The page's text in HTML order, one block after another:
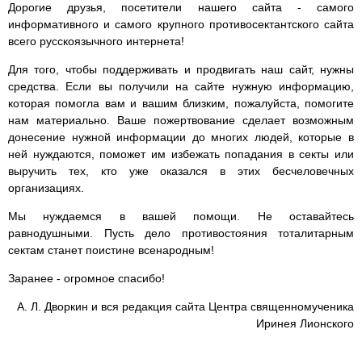
Дорогие друзья, посетители нашего сайта - самого
информативного и самого крупного противосектантского сайта
всего русскоязычного интернета!
Для того, чтобы поддерживать и продвигать наш сайт, нужны
средства. Если вы получили на сайте нужную информацию,
которая помогла вам и вашим близким, пожалуйста, помогите
нам материально. Ваше пожертвование сделает возможным
донесение нужной информации до многих людей, которые в
ней нуждаются, поможет им избежать попадания в секты или
выручить тех, кто уже оказался в этих бесчеловечных
организациях.
Мы нуждаемся в вашей помощи. Не оставайтесь
равнодушными. Пусть дело противостояния тоталитарным
сектам станет поистине всенародным!
Заранее - огромное спасибо!
А. Л. Дворкин и вся редакция сайта Центра священномученика
Иринея Лионского